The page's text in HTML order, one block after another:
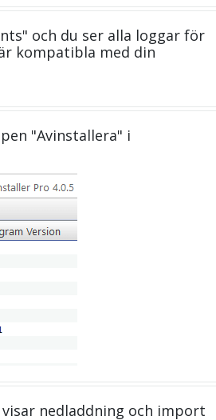
och du ser alla loggar för
kompatibla med din
"Avinstallera" i
nedladdning och import